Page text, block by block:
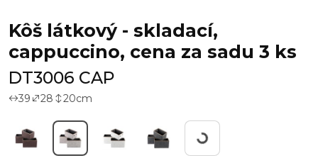
Kôš látkový - skladací,
cappuccino, cena za sadu 3 ks
DT3006 CAP
39 28 20cm
Working...